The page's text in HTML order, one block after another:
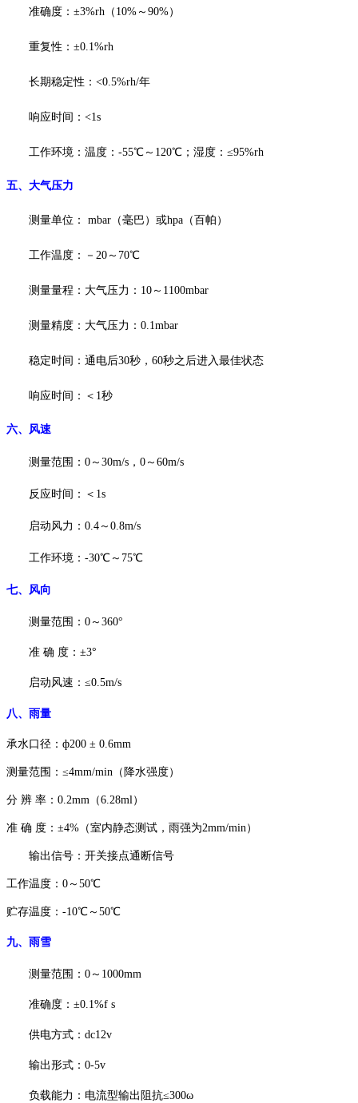
准确度： ±3%rh（10%～90%）
重复性： ±0.1%rh
长期稳定性： <0.5%rh/年
响应时间： <1s
工作环境：温度： -55℃～120℃；湿度：≤95%rh
五、 大气压力
测量单位： mbar（毫巴）或hpa（百帕）
工作温度：－ 20～70℃
测量量程：大气压力： 10～1100mbar
测量精度：大气压力： 0.1mbar
稳定时间：通电后30秒，60秒之后进入最佳状态
响应时间：＜ 1秒
六、 风速
测量范围： 0～30m/s，0～60m/s
反应时间：＜ 1s
启动风力： 0.4～0.8m/s
工作环境： -30℃～75℃
七、 风向
测量范围： 0～360°
准 确 度： ±3°
启动风速： ≤0.5m/s
八、 雨量
承水口径： ф200 ± 0.6mm
测量范围： ≤4mm/min（降水强度）
分 辨 率： 0.2mm（6.28ml）
准 确 度： ±4%（室内静态测试，雨强为2mm/min）
输出信号：开关接点通断信号
工作温度： 0～50℃
贮存温度： -10℃～50℃
九、 雨雪
测量范围： 0～1000mm
准确度： ±0.1%f s
供电方式： dc12v
输出形式 ： 0-5v
负载能力：电流型输出阻抗≤300ω